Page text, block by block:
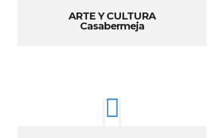
ARTE Y CULTURA
Casabermeja